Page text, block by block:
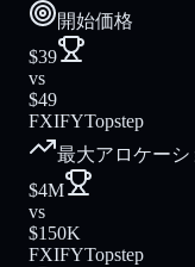
開始価格
$39
vs
$49
FXIFYTopstep
最大アロケーシ
$4M
vs
$150K
FXIFYTopstep